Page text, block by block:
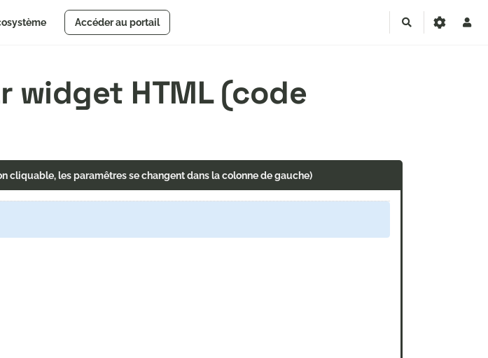
Accéder au portail Rechercher
widget HTML (code
cliquable, les paramêtres se changent dans la colonne de gauche)